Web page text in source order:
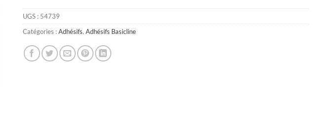
UGS : 54739
Catégories :Adhésifs,Adhésifs Basicline